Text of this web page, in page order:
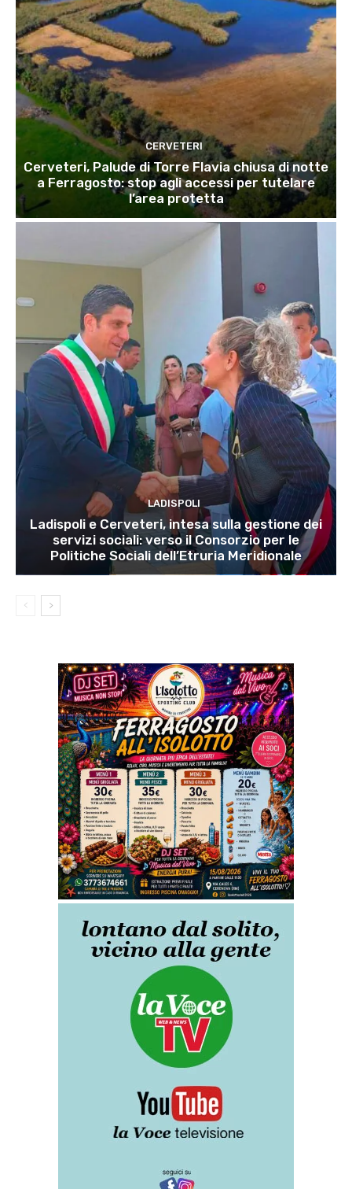
CERVETERI
Cerveteri, Palude di Torre Flavia chiusa di notte
a Ferragosto: stop agli accessi per tutelare
l’area protetta
LADISPOLI
Ladispoli e Cerveteri, intesa sulla gestione dei
servizi sociali: verso il Consorzio per le
Politiche Sociali dell’Etruria Meridionale